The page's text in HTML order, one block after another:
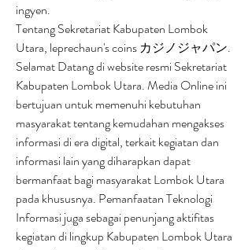
ingyen.
Tentang Sekretariat Kabupaten Lombok
Utara, leprechaun's coins カジノジャパン.
Selamat Datang di website resmi Sekretariat
Kabupaten Lombok Utara. Media Online ini
bertujuan untuk memenuhi kebutuhan
masyarakat tentang kemudahan mengakses
informasi di era digital, terkait kegiatan dan
informasi lain yang diharapkan dapat
bermanfaat bagi masyarakat Lombok Utara
pada khususnya. Pemanfaatan Teknologi
Informasi juga sebagai penunjang aktifitas
kegiatan di lingkup Kabupaten Lombok Utara